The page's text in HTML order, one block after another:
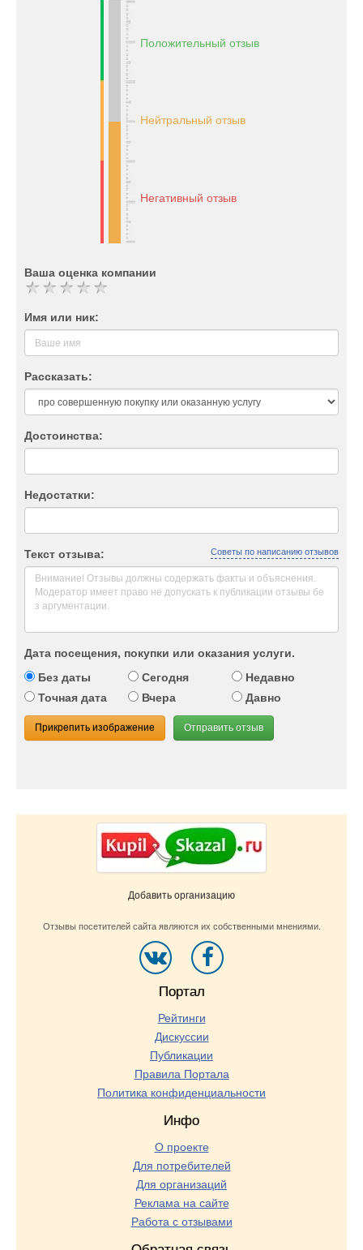
Положительный отзыв
Нейтральный отзыв
Негативный отзыв
Ваша оценка компании
Имя или ник:
Рассказать:
Достоинства:
Недостатки:
Текст отзыва: Советы по написанию отзывов
Дата посещения, покупки или оказания услуги.
Без даты
Сегодня
Недавно
Точная дата
Вчера Давно
Прикрепить изображение Отправить отзыв
Добавить организацию
Отзывы посетителей сайта являются их собственными мнениями.
Портал
Рейтинги
Дискуссии
Публикации
Правила Портала
Политика конфиденциальности
Инфо
О проекте
Для потребителей
Для организаций
Реклама на сайте
Работа с отзывами